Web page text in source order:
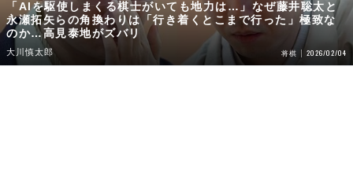
「AIを駆使しまくる棋士がいても地力は…」なぜ藤井聡太と
永瀬拓矢らの角換わりは「行き着くとこまで行った」極致な
のか…高見泰地がズバリ
大川慎太郎 将棋 2026/02/04